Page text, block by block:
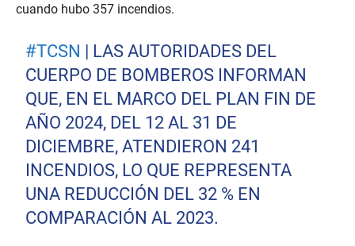
cuando hubo 357 incendios.
#TCSN | LAS AUTORIDADES DEL
CUERPO DE BOMBEROS INFORMAN
QUE, EN EL MARCO DEL PLAN FIN DE
AÑO 2024, DEL 12 AL 31 DE
DICIEMBRE, ATENDIERON 241
INCENDIOS, LO QUE REPRESENTA
UNA REDUCCIÓN DEL 32 % EN
COMPARACIÓN AL 2023.